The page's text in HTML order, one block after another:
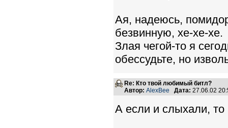
Ая, надеюсь,
безвинную, хе-хе-хе.
Злая чегой-то я
обессудьте, но
Re: Кто твой любимый битл?
Автор: AlexBee Дата: 27.06.02
А если и слыхали,